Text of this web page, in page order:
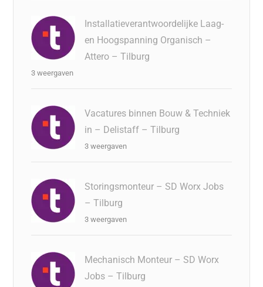
Installatieverantwoordelijke Laag-
en Hoogspanning Organisch –
Attero – Tilburg
3 weergaven
Vacatures binnen Bouw & Techniek
in – Delistaff – Tilburg
3 weergaven
Storingsmonteur – SD Worx Jobs
– Tilburg
3 weergaven
Mechanisch Monteur – SD Worx
Jobs – Tilburg